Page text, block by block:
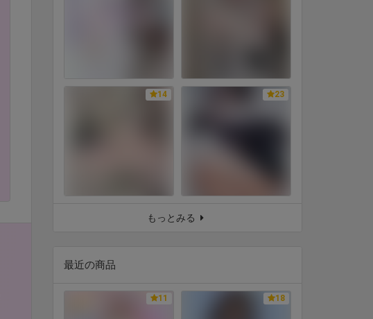
14 23
もっとみる
最近の商品
11 18